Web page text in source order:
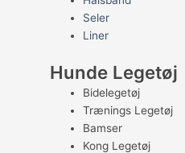
Seler
Liner
Hunde Legetøj
Bidelegetøj
Trænings Legetøj
Bamser
Kong Legetøj